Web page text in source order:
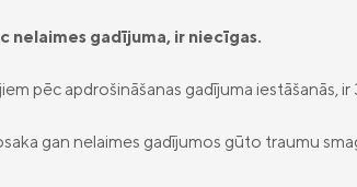
nelaimes gadījuma, ir niecīgas.
pēc apdrošināšanas gadījuma iestāšanās, ir
gan nelaimes gadījumos gūto traumu